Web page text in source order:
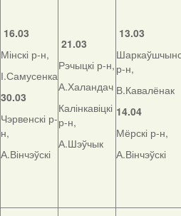
16.03
Мінскі р-н,
І.Самусенка
30.03
Чэрвенскі р-
н,
А.Вінчэўскі
21.03
Рэчыцкі р-н,
А.Халандач
Калінкавіцкі
р-н,
А.Шэўчык
13.03
р-н,
В.Кавалёнак
14.04
Мёрскі р-н,
А.Вінчэўскі